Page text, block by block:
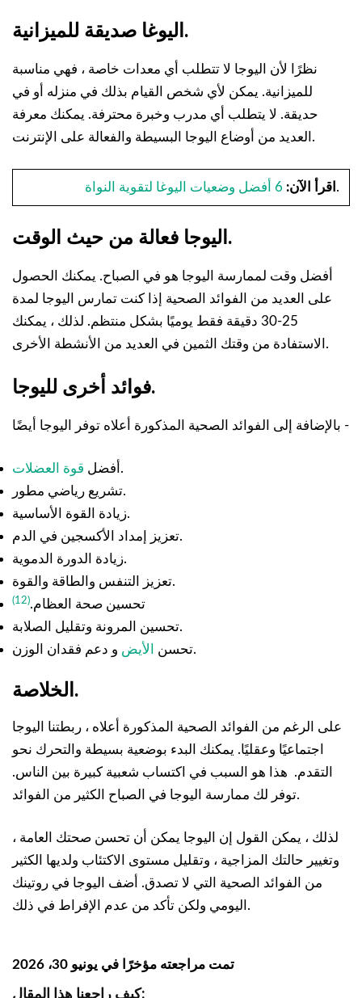
اليوغا صديقة للميزانية.
نظرًا لأن اليوجا لا تتطلب أي معدات خاصة ، فهي مناسبة
للميزانية. يمكن لأي شخص القيام بذلك في منزله أو في
حديقة. لا يتطلب أي مدرب وخبرة محترفة. يمكنك معرفة
العديد من أوضاع اليوجا البسيطة والفعالة على الإنترنت.
اقرأ الآن: 6 أفضل وضعيات اليوغا لتقوية النواة .
اليوجا فعالة من حيث الوقت.
أفضل وقت لممارسة اليوجا هو في الصباح. يمكنك الحصول
على العديد من الفوائد الصحية إذا كنت تمارس اليوجا لمدة
25-30 دقيقة فقط يوميًا بشكل منتظم. لذلك ، يمكنك
الاستفادة من وقتك الثمين في العديد من الأنشطة الأخرى.
فوائد أخرى لليوجا.
بالإضافة إلى الفوائد الصحية المذكورة أعلاه توفر اليوجا أيضًا -
أفضل قوة العضلات
.
تشريع رياضي مطور.
زيادة القوة الأساسية.
تعزيز إمداد الأكسجين في الدم.
زيادة الدورة الدموية.
تعزيز التنفس والطاقة والقوة.
تحسين صحة العظام.(12)
تحسين المرونة وتقليل الصلابة.
تحسن
الأيض و دعم فقدان الوزن.
الخلاصة.
على الرغم من الفوائد الصحية المذكورة أعلاه ، ربطتنا اليوجا
اجتماعيًا وعقليًا. يمكنك البدء بوضعية بسيطة والتحرك نحو
التقدم. هذا هو السبب في اكتساب شعبية كبيرة بين الناس.
توفر لك ممارسة اليوجا في الصباح الكثير من الفوائد.
لذلك ، يمكن القول إن اليوجا يمكن أن تحسن صحتك العامة ،
وتغيير حالتك المزاجية ، وتقليل مستوى الاكتئاب ولديها الكثير
من الفوائد الصحية التي لا تصدق. أضف اليوجا في روتينك
اليومي ولكن تأكد من عدم الإفراط في ذلك.
تمت مراجعته مؤخرًا في يونيو 30، 2026
كيف راجعنا هذا المقال: